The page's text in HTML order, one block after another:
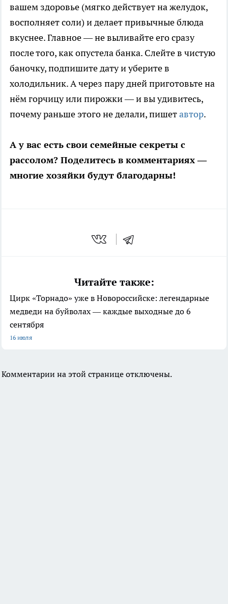
вашем здоровье (мягко действует на желудок,
восполняет соли) и делает привычные блюда
вкуснее. Главное — не выливайте его сразу
после того, как опустела банка. Слейте в чистую
баночку, подпишите дату и уберите в
холодильник. А через пару дней приготовьте на
нём горчицу или пирожки — и вы удивитесь,
почему раньше этого не делали, пишетавтор.
А у вас есть свои семейные секреты с
рассолом? Поделитесь в комментариях —
многие хозяйки будут благодарны!
Читайте также:
Цирк «Торнадо» уже в Новороссийске: легендарные
медведи на буйволах — каждые выходные до 6
сентября
16 июля
Комментарии на этой странице отключены.